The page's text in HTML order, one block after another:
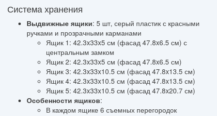
Система хранения
Выдвижные ящики: 5 шт, серый пластик с красными
ручками и прозрачными карманами
Ящик 1: 42.3x33x5 см (фасад 47.8x6.5 см) с
центральным замком
Ящик 2: 42.3x33x5 см (фасад 47.8x6.5 см)
Ящик 3: 42.3x33x10.5 см (фасад 47.8x13.5 см)
Ящик 4: 42.3x33x10.5 см (фасад 47.8x13.5 см)
Ящик 5: 42.3x33x10.5 см (фасад 47.8x20.7 см)
Особенности ящиков:
В каждом ящике 6 съемных перегородок